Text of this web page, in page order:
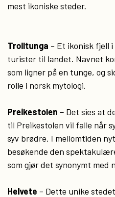
mest ikoniske steder.
Trolltunga – Et ikonisk fjell
turister til landet. Navnet
som ligner på en tunge, og
rolle i norsk mytologi.
Preikestolen – Det sies at
til Preikestolen vil falle når
syv brødre. I mellomtiden
besøkende den
som gjør det synonymt med
Helvete – Dette unike